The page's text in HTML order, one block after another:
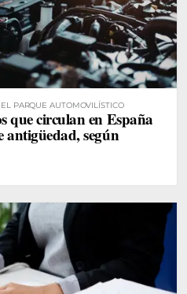
PARQUE AUTOMOVILÍSTICO
que circulan en España
antigüedad, según